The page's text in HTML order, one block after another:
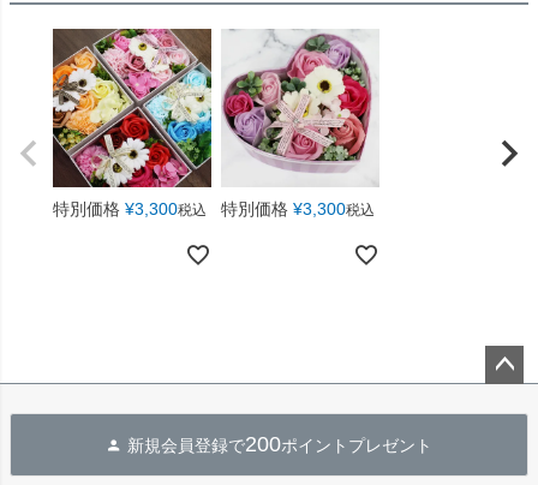
特別価格 ¥3,300税込 特別価格 ¥3,300税込
へ
新規会員登録で200ポイントプレゼント